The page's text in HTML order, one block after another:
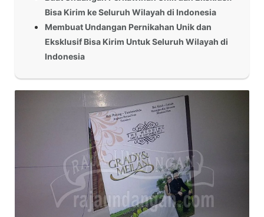
Bisa Kirim ke Seluruh Wilayah di Indonesia
Membuat Undangan Pernikahan Unik dan
Eksklusif Bisa Kirim Untuk Seluruh Wilayah di
Indonesia